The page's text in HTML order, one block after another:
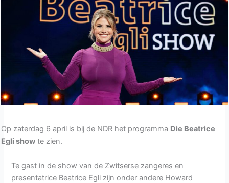
Op zaterdag 6 april is bij de NDR het programma Die Beatrice
Egli show te zien.
Te gast in de show van de Zwitserse zangeres en
presentatrice Beatrice Egli zijn onder andere Howard